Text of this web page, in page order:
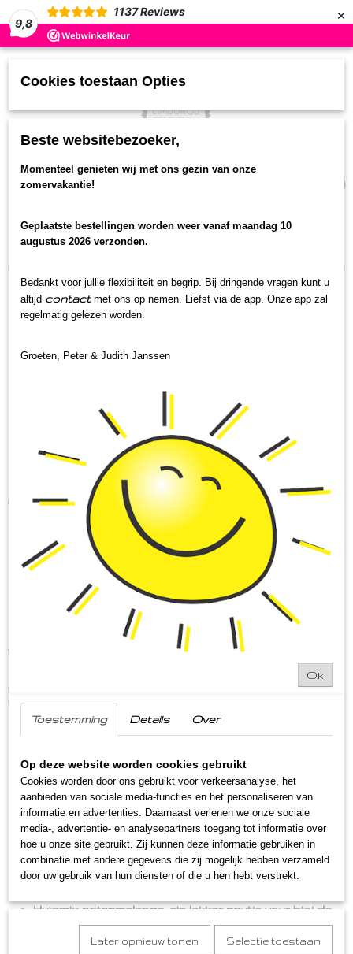
9,8
1137 Reviews ×
UW WINKELWAGEN
(0)
Home>Limburgse Kerstpakketten>Lekkers Oet
Limburg XL
Lekkers Oet Limburg XL
€ 83,50 (inclusief btw 9%)
Op voorraad
Omschrijving
Lekkers oet Limburg XL
Met dit Kerstpakket lekkers oet Limburg XL geniet u
tijdens de lange en donkere winteravonden samen van
"wie lekker os Limburg is". Dit kerstpakket bevat een hele
mooie mix aan Limburgse streekproducten uit alle hoeken
van onze mooie provincie. In een mum van tijd tovert u
vanalles lekkers op tafel. Proost! Laat de Kerst met zijn
heerlijke lange en gezellige avonden maar komen.
Fleurappeltje vruchtensap Appel/Peer 700 ml van
Bourgondisch Limburg uit Swalmen
Frambozesjem. Een overheerlijke jam, Limburgse
sjem, gemaakt van frambozen uit het Limburgse dorp
Dipstroopje mosterd met stroop van Canisius uit
Huismix notenmelange, ein lekker neutje veur biej de
Limburgse keukskes, koekjes met daarop de
Cookies toestaan Opties
Beste websitebezoeker,
Momenteel genieten wij met ons gezin van onze
zomervakantie!
Geplaatste bestellingen worden weer vanaf maandag 10
augustus 2026 verzonden.
Bedankt voor jullie flexibiliteit en begrip. Bij dringende vragen kunt u
altijd contactmet ons op nemen. Liefst via de app. Onze app zal
regelmatig gelezen worden.
Groeten, Peter & Judith Janssen
Ok
Toestemming Details Over
Op deze website worden cookies gebruikt
Cookies worden door ons gebruikt voor verkeersanalyse, het
aanbieden van sociale media-functies en het personaliseren van
informatie en advertenties. Daarnaast verlenen we onze sociale
media-, advertentie- en analysepartners toegang tot informatie over
hoe u onze site gebruikt. Zij kunnen deze informatie gebruiken in
combinatie met andere gegevens die zij mogelijk hebben verzameld
door uw gebruik van hun diensten of die u hen hebt verstrekt.
Later opnieuw tonen Selectie toestaan